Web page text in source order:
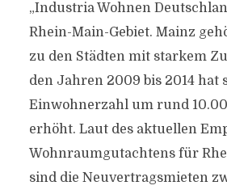
„Industria Wohnen
Rhein-Main-Gebiet. Mainz
zu den Städten mit starkem
den Jahren 2009 bis 2014 hat
Einwohnerzahl um rund
erhöht. Laut des aktuellen
Wohnraumgutachtens für
sind die Neuvertragsmieten